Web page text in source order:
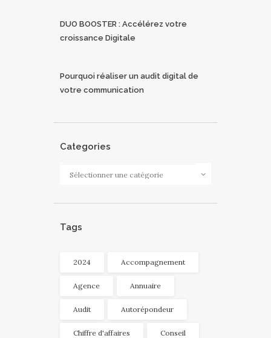
DUO BOOSTER : Accélérez votre
croissance Digitale
Pourquoi réaliser un audit digital de
votre communication
Categories
Tags
2024 Accompagnement
Agence Annuaire
Audit Autorépondeur
Chiffre d'affaires Conseil